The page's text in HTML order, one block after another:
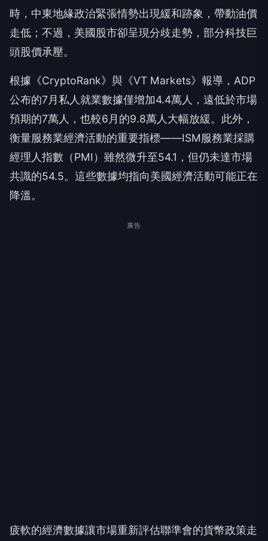
時，中東地緣政治緊張情勢出現緩和跡象，帶動油價
走低；不過，美國股市卻呈現分歧走勢，部分科技巨
頭股價承壓。
根據《CryptoRank》與《VT Markets》報導，ADP
公布的7月私人就業數據僅增加4.4萬人，遠低於市場
預期的7萬人，也較6月的9.8萬人大幅放緩。此外，
衡量服務業經濟活動的重要指標——ISM服務業採購
經理人指數（PMI）雖然微升至54.1，但仍未達市場
共識的54.5。這些數據均指向美國經濟活動可能正在
降溫。
廣告
疲軟的經濟數據讓市場重新評估聯準會的貨幣政策走